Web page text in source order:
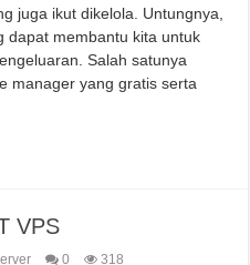
juga ikut dikelola. Untungnya,
dapat membantu kita untuk
Salah satunya
manager yang gratis serta
VPS
0 318